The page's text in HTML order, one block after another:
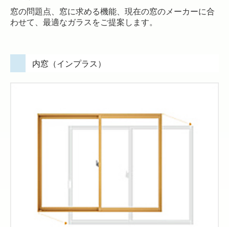
窓の問題点、窓に求める機能、現在の窓のメーカーに合
わせて、最適なガラスをご提案します。
内窓（インプラス）